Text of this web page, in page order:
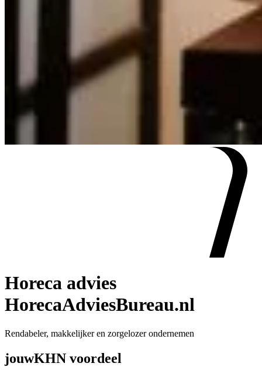
Horeca advies
HorecaAdviesBureau.nl
Rendabeler, makkelijker en zorgelozer ondernemen
jouwKHN voordeel